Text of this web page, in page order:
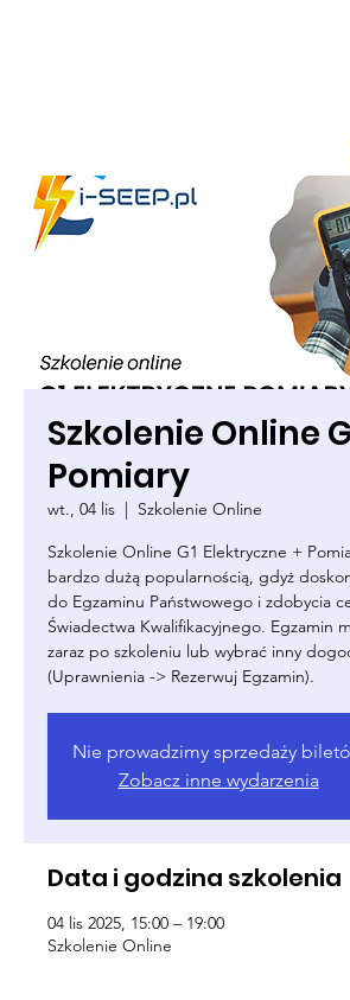
Szkolenie Online
Pomiary
wt., 04 lis
  |
Szkolenie Online
Szkolenie Online G1 Elektryczne +
bardzo dużą popularnością, gdyż
do Egzaminu Państwowego i zdobycia
Świadectwa Kwalifikacyjnego. Egzamin
zaraz po szkoleniu lub wybrać inny
(Uprawnienia -> Rezerwuj Egzamin).
Nie prowadzimy sprzedaży
Zobacz inne wydarzenia
Data i godzina szkolenia
04 lis 2025, 15:00 – 19:00
Szkolenie Online